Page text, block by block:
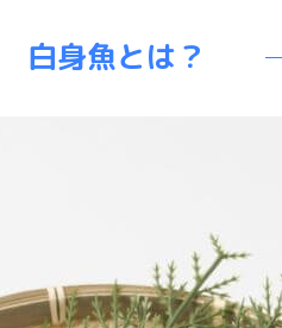
白身魚とは？